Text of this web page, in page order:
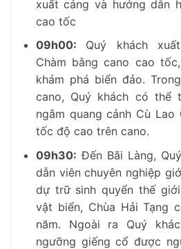
xuất cảng và hướng dẫn
cao tốc
09h00:
Quý khách
Chàm bằng cano cao
khám phá biển đảo.
cano, Quý khách có thể
ngắm quang cảnh Cù
tốc độ cao trên cano.
09h30: Đến Bãi Làng,
dẫn viên chuyên nghiệp
dự trữ sinh quyển thế
vật biển, Chùa Hải Tạng
năm. Ngoài ra Quý
ngưỡng giếng cổ được